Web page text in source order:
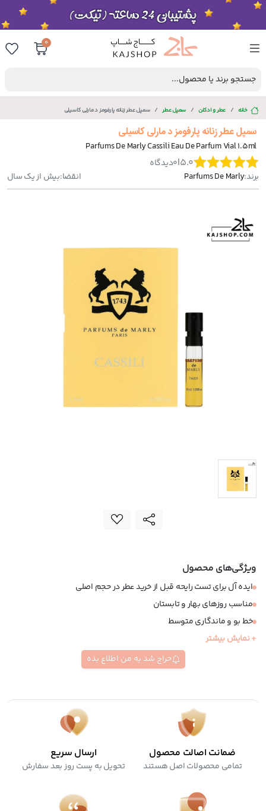
0
جستجو برند یا محصول...
خانه عطر و ادکلن سمپل عطر سمپل عطر زنانه پارفومز د مارلی کاسیلی
سمپل عطر زنانه پارفومز د مارلی کاسیلی
Parfums De Marly Cassili Eau De Parfum Vial 1.5ml
5.0
|
0دیدگاه
برند:Parfums De Marly انقضا:بیش از یک سال
ویژگی‌های محصول
ایده آل برای تست رایحه قبل از خرید عطر در حجم اصلی
مناسب روزهای بهار و تابستان
خط بو و ماندگاری متوسط
گروه بویایی شرقی-گلی
+ نمایش بیشتر
حراج شد به من اطلاع بده
ضمانت اصالت محصول
تمامی محصولات اصل هستند
ارسال سریع
تحویل به پست روز بعد سفارش